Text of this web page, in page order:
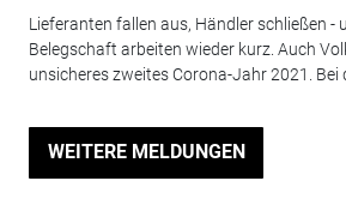
Lieferanten fallen aus, Händler schließen -
Belegschaft arbeiten wieder kurz. Auch
unsicheres zweites Corona-Jahr 2021. Bei
WEITERE MELDUNGEN